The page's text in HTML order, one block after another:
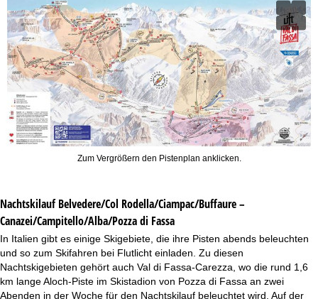
Zum Vergrößern den Pistenplan anklicken.
NachtskilaufBelvedere/Col Rodella/Ciampac/Buffaure –
Canazei/Campitello/Alba/Pozza di Fassa
In Italien gibt es einige Skigebiete, die ihre Pisten abends beleuchten
und so zum Skifahren bei Flutlicht einladen. Zu diesen
Nachtskigebieten gehört auch Val di Fassa-Carezza, wo die rund 1,6
km lange Aloch-Piste im Skistadion von Pozza di Fassa an zwei
Abenden in der Woche für den Nachtskilauf beleuchtet wird. Auf der